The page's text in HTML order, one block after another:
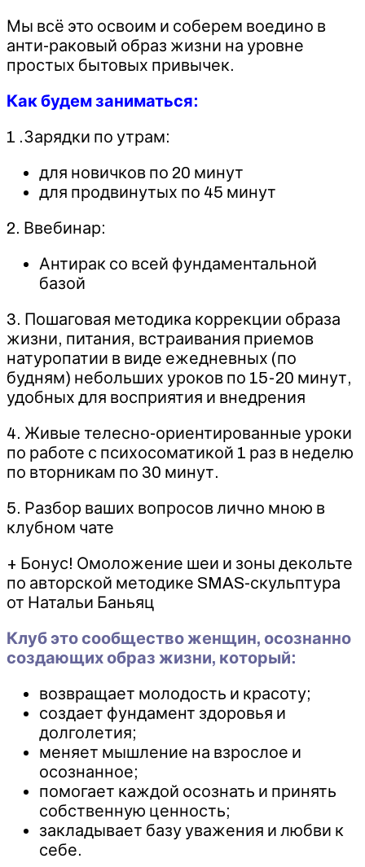
Мы всё это освоим и соберем воедино в
анти-раковый образ жизни на уровне
простых бытовых привычек.
Как будем заниматься:
1 .Зарядки по утрам:
для новичков по 20 минут
для продвинутых по 45 минут
2. Ввебинар:
Антирак со всей фундаментальной
базой
3. Пошаговая методика коррекции образа
жизни, питания, встраивания приемов
натуропатии в виде ежедневных (по
будням) небольших уроков по 15-20 минут,
удобных для восприятия и внедрения
4. Живые телесно-ориентированные уроки
по работе с психосоматикой 1 раз в неделю
по вторникам по 30 минут.
5. Разбор ваших вопросов лично мною в
клубном чате
+ Бонус! Омоложение шеи и зоны декольте
по авторской методике SMAS-скульптура
от Натальи Баньяц
Клуб это сообщество женщин, осознанно
создающих образ жизни, который:
возвращает молодость и красоту;
создает фундамент здоровья и
долголетия;
меняет мышление на взрослое и
осознанное;
помогает каждой осознать и принять
собственную ценность;
закладывает базу уважения и любви к
себе.